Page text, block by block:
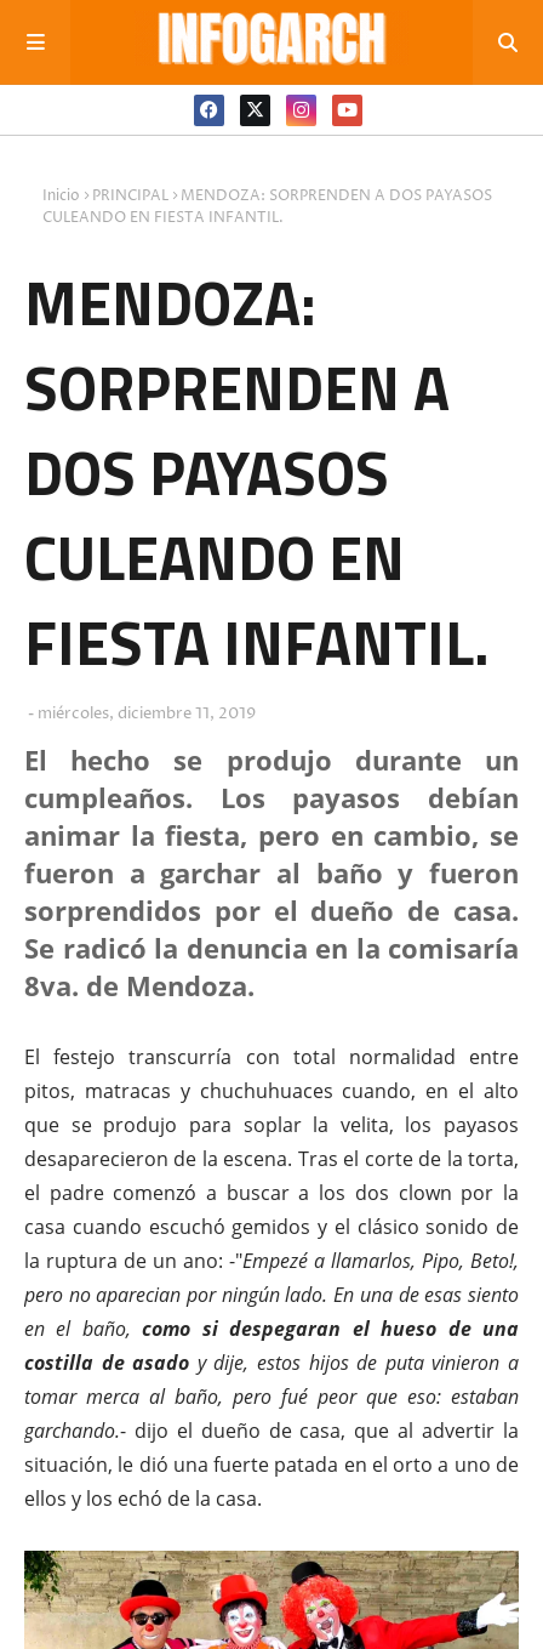
Inicio PRINCIPAL
MENDOZA: SORPRENDEN A DOS PAYASOS
CULEANDO EN FIESTA INFANTIL.
MENDOZA:
SORPRENDEN A
DOS PAYASOS
CULEANDO EN
FIESTA INFANTIL.
miércoles, diciembre 11, 2019
El hecho se produjo durante un
cumpleaños. Los payasos debían
animar la fiesta, pero en cambio, se
fueron a garchar al baño y fueron
sorprendidos por el dueño de casa.
Se radicó la denuncia en la comisaría
8va. de Mendoza.
El festejo transcurría con total normalidad entre
pitos, matracas y chuchuhuaces cuando, en el alto
que se produjo para soplar la velita, los payasos
desaparecieron de la escena. Tras el corte de la torta,
el padre comenzó a buscar a los dos clown por la
casa cuando escuchó gemidos y el clásico sonido de
la ruptura de un ano: -"Empezé a llamarlos, Pipo, Beto!,
pero no aparecian por ningún lado. En una de esas siento
en el baño,como si despegaran el hueso de una
costilla de asado y dije, estos hijos de puta vinieron a
tomar merca al baño, pero fué peor que eso: estaban
garchando.- dijo el dueño de casa, que al advertir la
situación, le dió una fuerte patada en el orto a uno de
ellos y los echó de la casa.